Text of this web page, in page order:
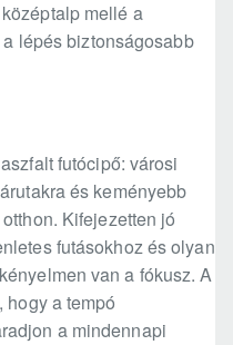
mellé a
lépés biztonságosabb
futócipő: városi
és keményebb
Kifejezetten jó
futásokhoz és olyan
van a fókusz. A
a tempó
a mindennapi